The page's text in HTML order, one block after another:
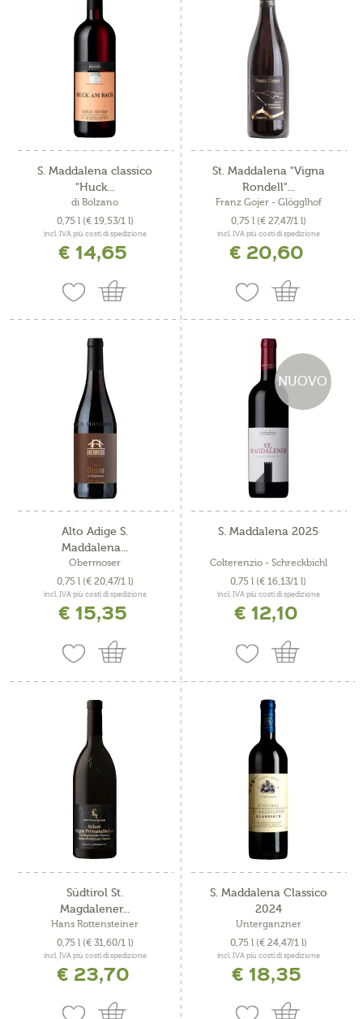
S. Maddalena classico
"Huck...
di Bolzano
0,75 l (€ 19,53/1 l)
incl. IVA più costi di spedizione
€ 14,65
St. Maddalena "Vigna
Rondell"...
Franz Gojer - Glögglhof
0,75 l (€ 27,47/1 l)
incl. IVA più costi di spedizione
€ 20,60
Alto Adige S.
Maddalena...
Obermoser
0,75 l (€ 20,47/1 l)
incl. IVA più costi di spedizione
€ 15,35
NUOVO
S. Maddalena 2025
Colterenzio - Schreckbichl
0,75 l (€ 16,13/1 l)
incl. IVA più costi di spedizione
€ 12,10
Südtirol St.
Magdalener...
Hans Rottensteiner
0,75 l (€ 31,60/1 l)
incl. IVA più costi di spedizione
€ 23,70
S. Maddalena Classico
2024
Unterganzner
0,75 l (€ 24,47/1 l)
incl. IVA più costi di spedizione
€ 18,35